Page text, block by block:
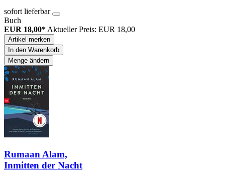
sofort lieferbar
Buch
EUR 18,00* Aktueller Preis: EUR 18,00
Artikel merken
In den Warenkorb
Menge ändern
Rumaan Alam,
Inmitten der Nacht